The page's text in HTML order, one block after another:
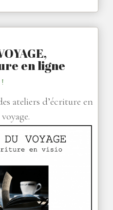
en ligne
!
ateliers d’écriture en